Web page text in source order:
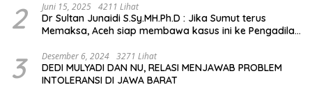
2 Juni 15, 2025 4211 Lihat
Dr Sultan Junaidi S.Sy.MH.Ph.D : Jika Sumut terus
Memaksa, Aceh siap membawa kasus ini ke Pengadilan
3 Desember 6, 2024 3271 Lihat
DEDI MULYADI DAN NU, RELASI MENJAWAB PROBLEM
INTOLERANSI DI JAWA BARAT